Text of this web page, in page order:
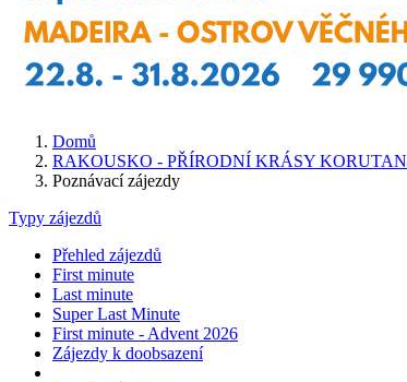
Domů
RAKOUSKO - PŘÍRODNÍ KRÁSY KORUTAN
Poznávací zájezdy
Typy zájezdů
Přehled zájezdů
First minute
Last minute
Super Last Minute
First minute - Advent 2026
Zájezdy k doobsazení